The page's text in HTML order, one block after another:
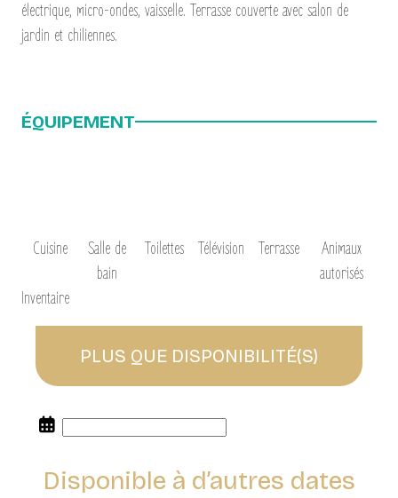
électrique, micro-ondes, vaisselle. Terrasse couverte avec salon de
jardin et chiliennes.
ÉQUIPEMENT
Cuisine
Salle de
bain
Toilettes Télévision Terrasse
Animaux
autorisés
Inventaire
PLUS QUE DISPONIBILITÉ(S)
Disponible à d’autres dates